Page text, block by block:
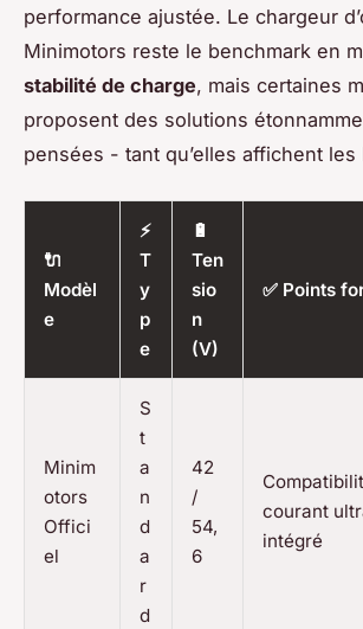
performance ajustée. Le chargeur
Minimotors reste le benchmark en
stabilité de charge, mais certaines
proposent des solutions
pensées - tant qu’elles affichent les
🔌
Modèl
e
⚡
T
y
p
e
🔋
Ten
sio
n
(V)
✅ Points
Minim
otors
Offici
el
S
t
a
n
d
a
r
d
42
/
54,
6
courant
intégré